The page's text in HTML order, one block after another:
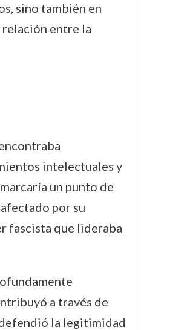
sino también en
entre la
intelectuales y
un punto de
por su
fascista que lideraba
a través de
la legitimidad